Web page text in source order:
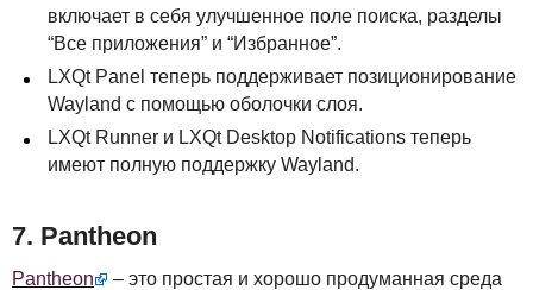
включает в себя улучшенное поле поиска, разделы
“Все приложения” и “Избранное”.
LXQt Panel теперь поддерживает позиционирование
Wayland с помощью оболочки слоя.
LXQt Runner и LXQt Desktop Notifications теперь
имеют полную поддержку Wayland.
7. Pantheon
Pantheon
– это простая и хорошо продуманная среда